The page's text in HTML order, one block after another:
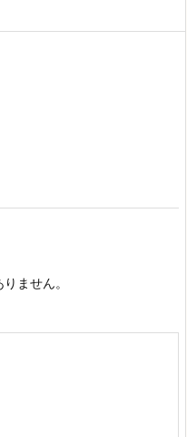
ません。